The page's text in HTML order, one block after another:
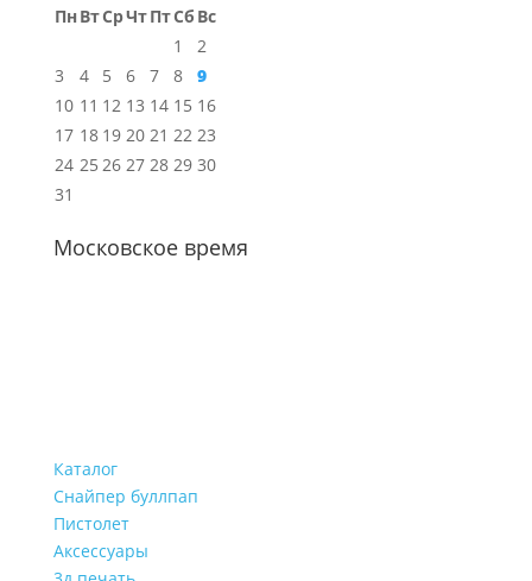
ПнВтСрЧтПтСб Вс
1
2
3
4 5 6 7 8
9
10 11 12 13 14 15 16
17 18 19 20 21 22 23
24 25 26 27 28 29 30
31
Московское время
Каталог
Снайпер буллпап
Пистолет
Аксессуары